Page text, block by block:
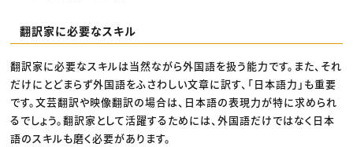
翻訳家に必要なスキル
翻訳家に必要なスキルは当然ながら外国語を扱う能力です。また、それ
だけにとどまらず外国語をふさわしい文章に訳す、「日本語力」も重要
です。文芸翻訳や映像翻訳の場合は、日本語の表現力が特に求められ
るでしょう。翻訳家として活躍するためには、外国語だけではなく日本
語のスキルも磨く必要があります。